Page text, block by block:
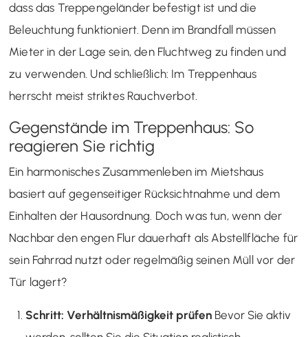
dass das Treppengeländer befestigt ist und die
Beleuchtung funktioniert. Denn im Brandfall müssen
Mieter in der Lage sein, den Fluchtweg zu finden und
zu verwenden. Und schließlich: Im Treppenhaus
herrscht meist striktes Rauchverbot.
Gegenstände im Treppenhaus: So
reagieren Sie richtig
Ein harmonisches Zusammenleben im Mietshaus
basiert auf gegenseitiger Rücksichtnahme und dem
Einhalten der Hausordnung. Doch was tun, wenn der
Nachbar den engen Flur dauerhaft als Abstellfläche für
sein Fahrrad nutzt oder regelmäßig seinen Müll vor der
Tür lagert?
Schritt: Verhältnismäßigkeit prüfen Bevor Sie aktiv